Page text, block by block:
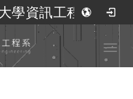
學資訊工程系
內容